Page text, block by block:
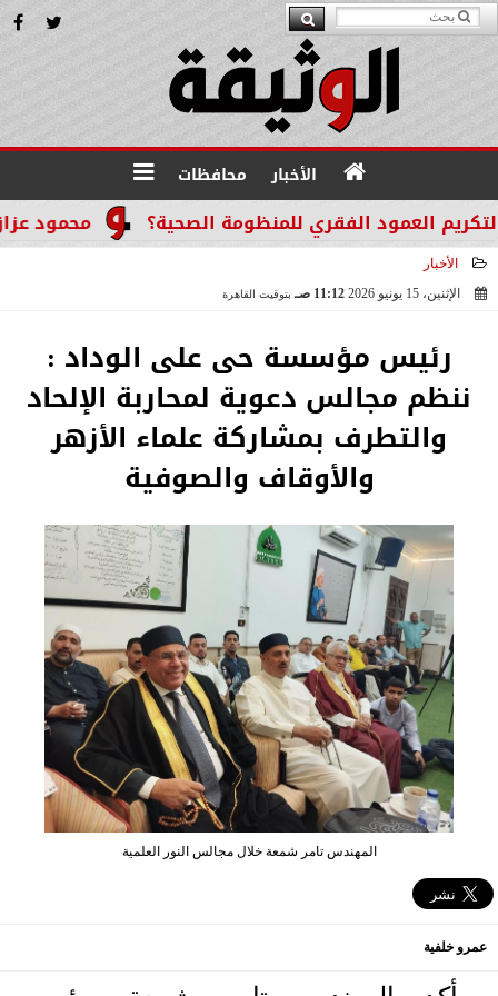
الأخبار محافظات
محمود عزازي: الفقري للمنظومة الصحية؟
الأخبار
الإثنين، 15 يونيو 2026
11:12 صـ بتوقيت القاهرة
رئيس مؤسسة حى على الوداد :
ننظم مجالس دعوية لمحاربة الإلحاد
والتطرف بمشاركة علماء الأزهر
والأوقاف والصوفية
المهندس تامر شمعة خلال مجالس النور العلمية
عمرو خلفية